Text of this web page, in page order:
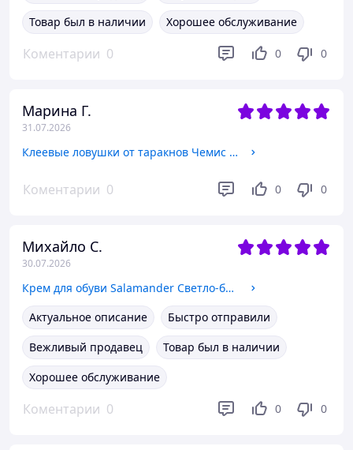
Товар был в наличии
Хорошее обслуживание
Коментарии 0 0 0
Марина Г.
31.07.2026
Клеевые ловушки от таракнов Чемис Chemis-5шт
Коментарии 0 0 0
Михайло С.
30.07.2026
Крем для обуви Salamander Светло-бежевый Скорлупа 001 Германия Уценка срок
Актуальное описание
Быстро отправили
Вежливый продавец
Товар был в наличии
Хорошее обслуживание
Коментарии 0 0 0